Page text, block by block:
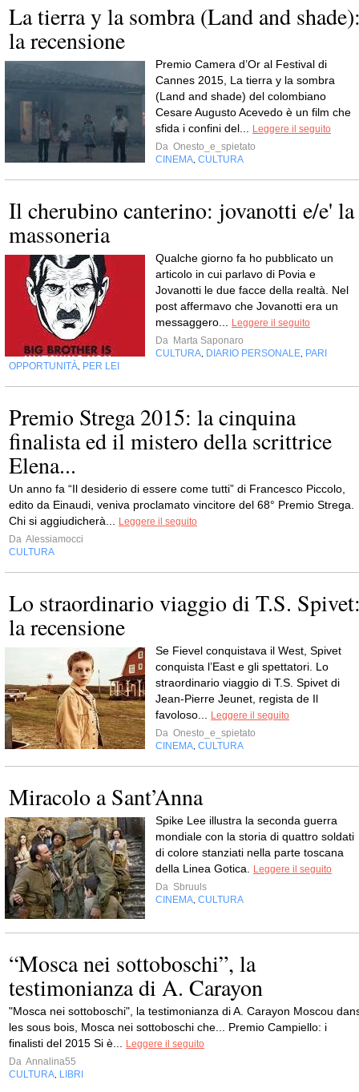
La tierra y la sombra (Land and
la recensione
Premio Camera d’Or al Festival di
Cannes 2015, La tierra y la sombra
(Land and shade) del colombiano
Cesare Augusto Acevedo è un film che
sfida i confini del...
Leggere il seguito
Da Onesto_e_spietato
CINEMA CULTURA
Il cherubino canterino: jovanotti e/e' la
massoneria
Qualche giorno fa ho pubblicato un
articolo in cui parlavo di Povia e
Jovanotti le due facce della realtà. Nel
post affermavo che Jovanotti era un
messaggero...
Leggere il seguito
Da Marta Saponaro
CULTURA DIARIO PERSONALE PARI
OPPORTUNITÀ PER LEI
Premio Strega 2015: la cinquina
finalista ed il mistero della scrittrice
Elena...
Un anno fa “Il desiderio di essere come tutti” di Francesco Piccolo,
edito da Einaudi, veniva proclamato vincitore del 68° Premio Strega.
Chi si aggiudicherà...
Leggere il seguito
Da Alessiamocci
CULTURA
Lo straordinario viaggio di T.S.
la recensione
Se Fievel conquistava il West, Spivet
conquista l’East e gli spettatori. Lo
straordinario viaggio di T.S. Spivet di
Jean-Pierre Jeunet, regista de Il
favoloso...
Leggere il seguito
Da Onesto_e_spietato
CINEMA CULTURA
Miracolo a Sant’Anna
Spike Lee illustra la seconda guerra
mondiale con la storia di quattro soldati
di colore stanziati nella parte toscana
della Linea Gotica.
Leggere il seguito
Da Sbruuls
CINEMA CULTURA
“Mosca nei sottoboschi”, la
testimonianza di A. Carayon
"Mosca nei sottoboschi", la testimonianza di A. Carayon Moscou
les sous bois, Mosca nei sottoboschi che... Premio Campiello: i
finalisti del 2015 Si è...
Leggere il seguito
Da Annalina55
CULTURA LIBRI